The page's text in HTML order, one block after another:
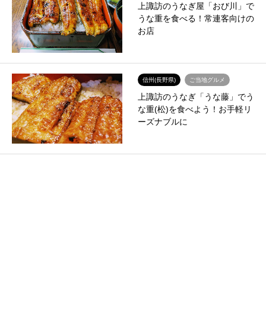
上諏訪のうなぎ屋「おび川」で
うな重を食べる！常連客向けの
お店
信州(長野県) ご当地グルメ
上諏訪のうなぎ「うな藤」でう
な重(松)を食べよう！お手軽リ
ーズナブルに